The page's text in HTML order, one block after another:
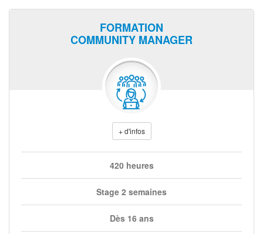
FORMATION
COMMUNITY MANAGER
+ d'infos
420 heures
Stage 2 semaines
Dès 16 ans